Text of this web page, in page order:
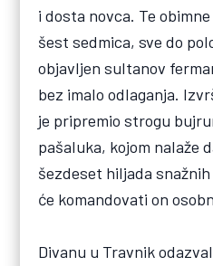
i dosta novca. Te
šest sedmica, sve do
objavljen sultanov
bez imalo odlaganja.
je pripremio strogu
pašaluka, kojom nalaže
šezdeset hiljada
će komandovati on
Divanu u Travnik